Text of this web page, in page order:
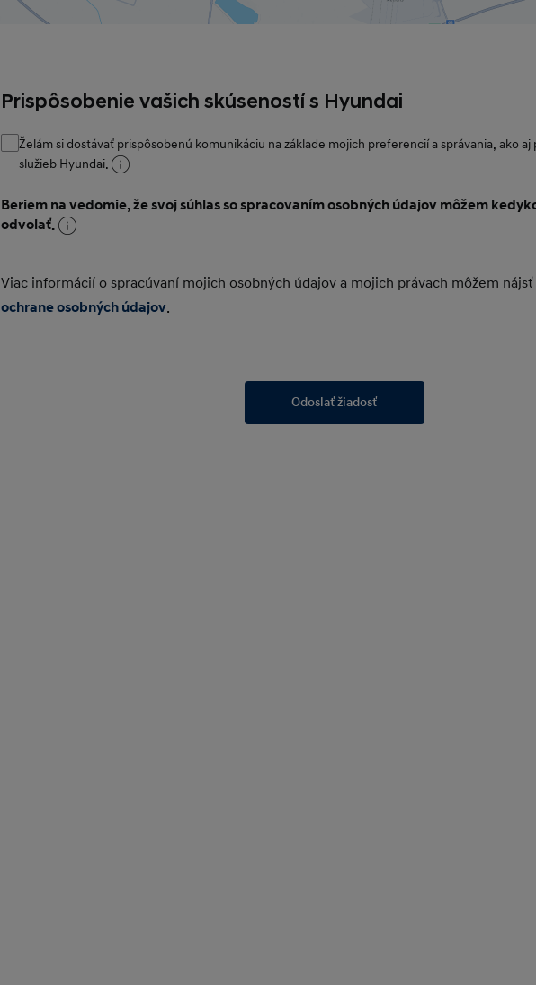
Prispôsobenie vašich skúseností s Hyundai
Želám si dostávať prispôsobenú komunikáciu na základe mojich preferencií a správania, ako
služieb Hyundai.
Beriem na vedomie, že svoj súhlas so spracovaním osobných údajov môžem
odvolať.
Viac informácií o spracúvaní mojich osobných údajov a mojich právach môžem
ochrane osobných údajov.
Odoslať žiadosť